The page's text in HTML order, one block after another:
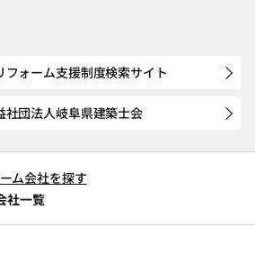
ォーム支援制度検索サイト
社団法人岐阜県建築士会
ム会社を探す
社一覧